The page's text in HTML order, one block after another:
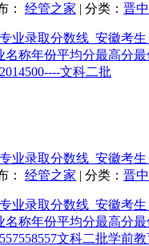
： 经管之家 | 分类： 晋
业录取分数线_安徽考
名称年份平均分最高分
文科二批
业录取分数线_安徽考
： 经管之家 | 分类： 晋
业录取分数线_安徽考
名称年份平均分最高分
文科二批学前